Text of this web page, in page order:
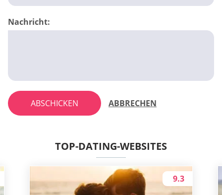
Nachricht:
ABSCHICKEN ABBRECHEN
TOP-DATING-WEBSITES
9.3